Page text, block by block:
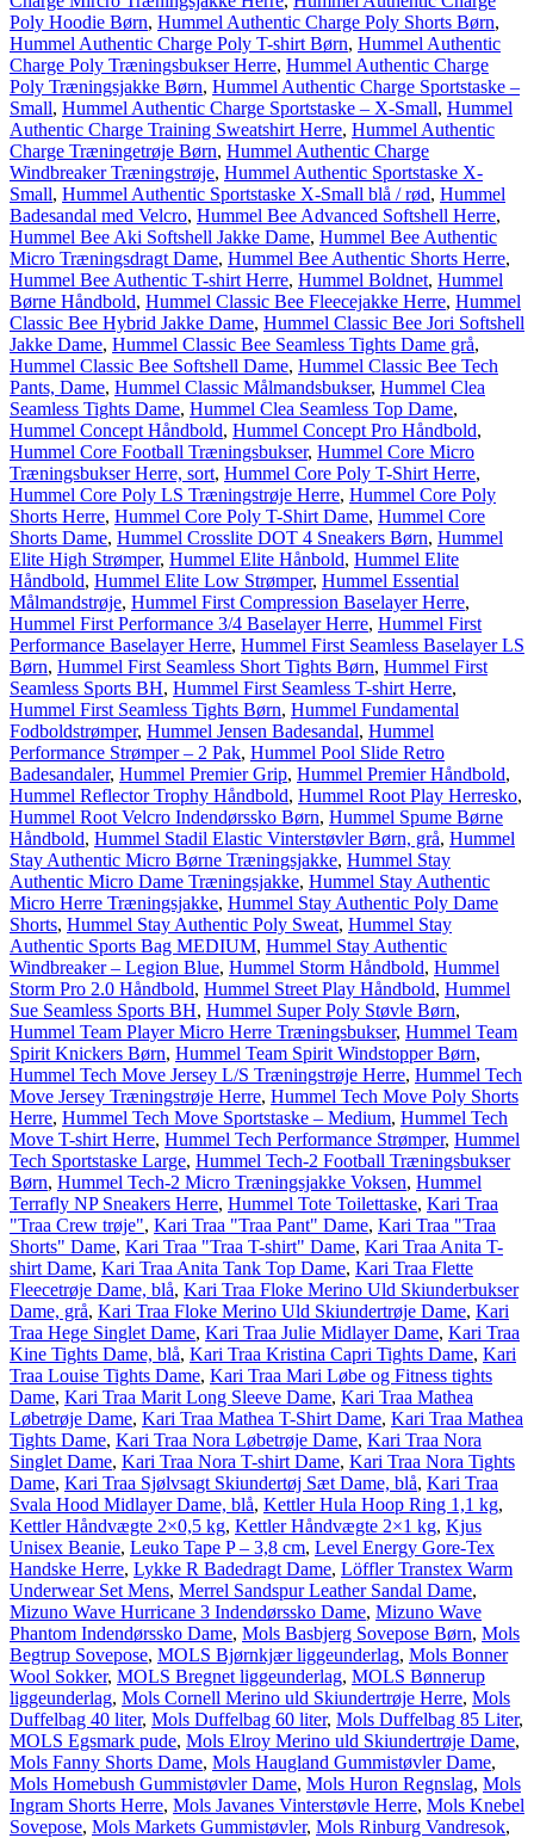
Poly Hoodie Børn, Hummel Authentic Charge Poly Shorts Børn,
Hummel Authentic Charge Poly T-shirt Børn, Hummel Authentic
Charge Poly Træningsbukser Herre, Hummel Authentic Charge
Poly Træningsjakke Børn, Hummel Authentic Charge Sportstaske –
Small, Hummel Authentic Charge Sportstaske – X-Small, Hummel
Authentic Charge Training Sweatshirt Herre, Hummel Authentic
Charge Træningetrøje Børn, Hummel Authentic Charge
Windbreaker Træningstrøje, Hummel Authentic Sportstaske X-
Small, Hummel Authentic Sportstaske X-Small blå / rød, Hummel
Badesandal med Velcro, Hummel Bee Advanced Softshell Herre,
Hummel Bee Aki Softshell Jakke Dame, Hummel Bee Authentic
Micro Træningsdragt Dame, Hummel Bee Authentic Shorts Herre,
Hummel Bee Authentic T-shirt Herre, Hummel Boldnet, Hummel
Børne Håndbold, Hummel Classic Bee Fleecejakke Herre, Hummel
Classic Bee Hybrid Jakke Dame, Hummel Classic Bee Jori Softshell
Jakke Dame, Hummel Classic Bee Seamless Tights Dame grå,
Hummel Classic Bee Softshell Dame, Hummel Classic Bee Tech
Pants, Dame, Hummel Classic Målmandsbukser, Hummel Clea
Seamless Tights Dame, Hummel Clea Seamless Top Dame,
Hummel Concept Håndbold, Hummel Concept Pro Håndbold,
Hummel Core Football Træningsbukser, Hummel Core Micro
Træningsbukser Herre, sort, Hummel Core Poly T-Shirt Herre,
Hummel Core Poly LS Træningstrøje Herre, Hummel Core Poly
Shorts Herre, Hummel Core Poly T-Shirt Dame, Hummel Core
Shorts Dame, Hummel Crosslite DOT 4 Sneakers Børn, Hummel
Elite High Strømper, Hummel Elite Hånbold, Hummel Elite
Håndbold, Hummel Elite Low Strømper, Hummel Essential
Målmandstrøje, Hummel First Compression Baselayer Herre,
Hummel First Performance 3/4 Baselayer Herre, Hummel First
Performance Baselayer Herre, Hummel First Seamless Baselayer LS
Børn, Hummel First Seamless Short Tights Børn, Hummel First
Seamless Sports BH, Hummel First Seamless T-shirt Herre,
Hummel First Seamless Tights Børn, Hummel Fundamental
Fodboldstrømper, Hummel Jensen Badesandal, Hummel
Performance Strømper – 2 Pak, Hummel Pool Slide Retro
Badesandaler, Hummel Premier Grip, Hummel Premier Håndbold,
Hummel Reflector Trophy Håndbold, Hummel Root Play Herresko,
Hummel Root Velcro Indendørssko Børn, Hummel Spume Børne
Håndbold, Hummel Stadil Elastic Vinterstøvler Børn, grå, Hummel
Stay Authentic Micro Børne Træningsjakke, Hummel Stay
Authentic Micro Dame Træningsjakke, Hummel Stay Authentic
Micro Herre Træningsjakke, Hummel Stay Authentic Poly Dame
Shorts, Hummel Stay Authentic Poly Sweat, Hummel Stay
Authentic Sports Bag MEDIUM, Hummel Stay Authentic
Windbreaker – Legion Blue, Hummel Storm Håndbold, Hummel
Storm Pro 2.0 Håndbold, Hummel Street Play Håndbold, Hummel
Sue Seamless Sports BH, Hummel Super Poly Støvle Børn,
Hummel Team Player Micro Herre Træningsbukser, Hummel Team
Spirit Knickers Børn, Hummel Team Spirit Windstopper Børn,
Hummel Tech Move Jersey L/S Træningstrøje Herre, Hummel Tech
Move Jersey Træningstrøje Herre, Hummel Tech Move Poly Shorts
Herre, Hummel Tech Move Sportstaske – Medium, Hummel Tech
Move T-shirt Herre, Hummel Tech Performance Strømper, Hummel
Tech Sportstaske Large, Hummel Tech-2 Football Træningsbukser
Børn, Hummel Tech-2 Micro Træningsjakke Voksen, Hummel
Terrafly NP Sneakers Herre, Hummel Tote Toilettaske, Kari Traa
"Traa Crew trøje", Kari Traa "Traa Pant" Dame, Kari Traa "Traa
Shorts" Dame, Kari Traa "Traa T-shirt" Dame, Kari Traa Anita T-
shirt Dame, Kari Traa Anita Tank Top Dame, Kari Traa Flette
Fleecetrøje Dame, blå, Kari Traa Floke Merino Uld Skiunderbukser
Dame, grå, Kari Traa Floke Merino Uld Skiundertrøje Dame, Kari
Traa Hege Singlet Dame, Kari Traa Julie Midlayer Dame, Kari Traa
Kine Tights Dame, blå, Kari Traa Kristina Capri Tights Dame, Kari
Traa Louise Tights Dame, Kari Traa Mari Løbe og Fitness tights
Dame, Kari Traa Marit Long Sleeve Dame, Kari Traa Mathea
Løbetrøje Dame, Kari Traa Mathea T-Shirt Dame, Kari Traa Mathea
Tights Dame, Kari Traa Nora Løbetrøje Dame, Kari Traa Nora
Singlet Dame, Kari Traa Nora T-shirt Dame, Kari Traa Nora Tights
Dame, Kari Traa Sjølvsagt Skiundertøj Sæt Dame, blå, Kari Traa
Svala Hood Midlayer Dame, blå, Kettler Hula Hoop Ring 1,1 kg,
Kettler Håndvægte 2×0,5 kg, Kettler Håndvægte 2×1 kg, Kjus
Unisex Beanie, Leuko Tape P – 3,8 cm, Level Energy Gore-Tex
Handske Herre, Lykke R Badedragt Dame, Löffler Transtex Warm
Underwear Set Mens, Merrel Sandspur Leather Sandal Dame,
Mizuno Wave Hurricane 3 Indendørssko Dame, Mizuno Wave
Phantom Indendørssko Dame, Mols Basbjerg Sovepose Børn, Mols
Begtrup Sovepose, MOLS Bjørnkjær liggeunderlag, Mols Bonner
Wool Sokker, MOLS Bregnet liggeunderlag, MOLS Bønnerup
liggeunderlag, Mols Cornell Merino uld Skiundertrøje Herre, Mols
Duffelbag 40 liter, Mols Duffelbag 60 liter, Mols Duffelbag 85 Liter,
MOLS Egsmark pude, Mols Elroy Merino uld Skiundertrøje Dame,
Mols Fanny Shorts Dame, Mols Haugland Gummistøvler Dame,
Mols Homebush Gummistøvler Dame, Mols Huron Regnslag, Mols
Ingram Shorts Herre, Mols Javanes Vinterstøvle Herre, Mols Knebel
Sovepose, Mols Markets Gummistøvler, Mols Rinburg Vandresok,